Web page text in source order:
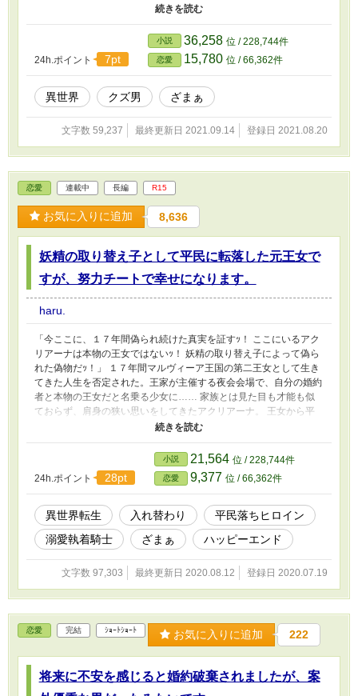
愚兄が何事もなかったかのように突然帰って来た。それも三歳にな
24h.ポイント 7pt
小説 36,258 位 / 228,744件
恋愛 15,780 位 / 66,362件
異世界 クズ男 ざまぁ
文字数 59,237 最終更新日 2021.09.14 登録日 2021.08.20
恋愛 連載中 長編 R15
お気に入りに追加 8,636
妖精の取り替え子として平民に転落した元王女で
すが、努力チートで幸せになります。
haru.
「今ここに、１７年間偽られ続けた真実を証すｯ！ ここにいるアク
リアーナは本物の王女ではないｯ！ 妖精の取り替え子によって偽ら
れた偽物だｯ！」 １７年間マルヴィーア王国の第二王女として生き
てきた人生を否定された。王家が主催する夜会会場で、自分の婚約
者と本物の王女だと名乗る少女に…… 家族とは見た目も才能も似
ておらず、肩身の狭い思いをしてきたアクリアーナ。 王女から平
民に身を落とす事になり、辛い人生が待ち受けていると思っていた
が、王族として恥じぬように生きてきた１７年間の足掻きは無駄で
はなかった。 「あれ？ 何だか王女でいるよりも楽しいかもしれな
い！」 自身の努力でチートを手に入れていたアクリアーナ。 そん
な王女を秘かに想っていた騎士団の第三師団長が騎士を辞めて私を
追ってきた！？ アクリアーナの知らぬ所で彼女を愛し、幸せを願
う者達。 王女ではなくなった筈が染み付いた王族としての秩序で
困っている民を見捨てられないアクリアーナの人生は一体どうな
る！？ ※ ヨーロッパの伝承にある取り替え子(チェンジリング)とは
嬉しいです。 (❁ᴗ͈ˬᴗ͈)⁾⁾⁾ﾍﾟｺ
24h.ポイント 28pt
小説 21,564 位 / 228,744件
恋愛 9,377 位 / 66,362件
異世界転生 入れ替わり
平民落ちヒロイン
溺愛執着騎士
ざまぁ ハッピーエンド
文字数 97,303 最終更新日 2020.08.12 登録日 2020.07.19
恋愛 完結 ｼｮｰﾄｼｮｰﾄ お気に入りに追加 222
将来に不安を感じると婚約破棄されましたが、案